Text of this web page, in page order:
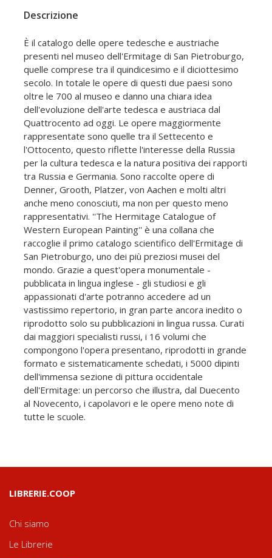
Descrizione
È il catalogo delle opere tedesche e austriache
presenti nel museo dell'Ermitage di San Pietroburgo,
quelle comprese tra il quindicesimo e il diciottesimo
secolo. In totale le opere di questi due paesi sono
oltre le 700 al museo e danno una chiara idea
dell'evoluzione dell'arte tedesca e austriaca dal
Quattrocento ad oggi. Le opere maggiormente
rappresentate sono quelle tra il Settecento e
l'Ottocento, questo riflette l'interesse della Russia
per la cultura tedesca e la natura positiva dei rapporti
tra Russia e Germania. Sono raccolte opere di
Denner, Grooth, Platzer, von Aachen e molti altri
anche meno conosciuti, ma non per questo meno
rappresentativi. ''The Hermitage Catalogue of
Western European Painting'' è una collana che
raccoglie il primo catalogo scientifico dell'Ermitage di
San Pietroburgo, uno dei più preziosi musei del
mondo. Grazie a quest'opera monumentale -
pubblicata in lingua inglese - gli studiosi e gli
appassionati d'arte potranno accedere ad un
vastissimo repertorio, in gran parte ancora inedito o
riprodotto solo su pubblicazioni in lingua russa. Curati
dai maggiori specialisti russi, i 16 volumi che
compongono l'opera presentano, riprodotti in grande
formato e sistematicamente schedati, i 5000 dipinti
dell'immensa sezione di pittura occidentale
dell'Ermitage: un percorso che illustra, dal Duecento
al Novecento, i capolavori e le opere meno note di
tutte le scuole.
LIBRERIE.COOP
Chi siamo
Le Librerie